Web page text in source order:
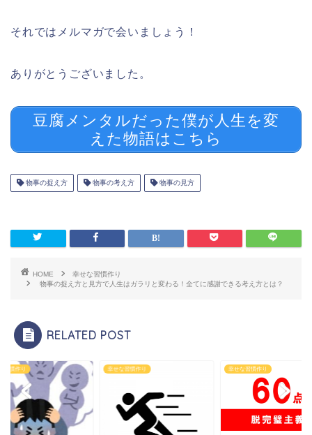
それではメルマガで会いましょう！
ありがとうございました。
豆腐メンタルだった僕が人生を変
えた物語はこちら
物事の捉え方 物事の考え方 物事の見方
HOME
幸せな習慣作り
物事の捉え方と見方で人生はガラリと変わる！全てに感謝できる考え方とは？
RELATED POST
習慣作り 幸せな習慣作り 幸せな習慣作り